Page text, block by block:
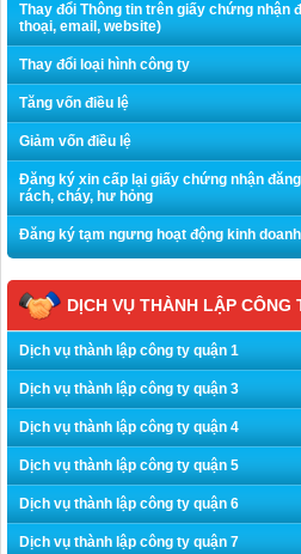
Thay đổi Thông tin trên giấy chứng nhận
thoại, email, website)
Thay đổi loại hình công ty
Tăng vốn điều lệ
Giảm vốn điều lệ
Đăng ký xin cấp lại giấy chứng nhận
rách, cháy, hư hỏng
Đăng ký tạm ngưng hoạt động kinh
DỊCH VỤ THÀNH LẬP CÔNG
Dịch vụ thành lập công ty quận 1
Dịch vụ thành lập công ty quận 3
Dịch vụ thành lập công ty quận 4
Dịch vụ thành lập công ty quận 5
Dịch vụ thành lập công ty quận 6
Dịch vụ thành lập công ty quận 7